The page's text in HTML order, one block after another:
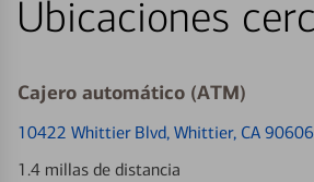
Ubicaciones
Cajero automático (ATM)
10422 Whittier Blvd, Whittier, CA 90606
1.4 millas de distancia